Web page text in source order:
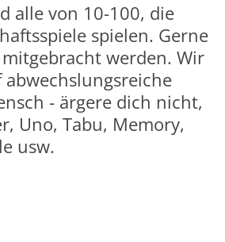
alle von 10-100, die
spielen. Gerne
werden. Wir
- ärgere dich nicht,
Uno, Tabu, Memory,
usw.